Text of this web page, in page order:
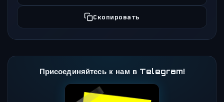
Скопировать
Присоединяйтесь к нам в Telegram!